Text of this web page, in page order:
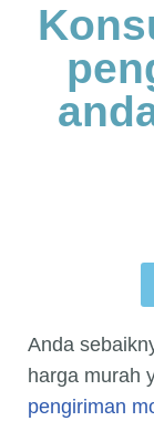
Anda
harga murah
pengiriman